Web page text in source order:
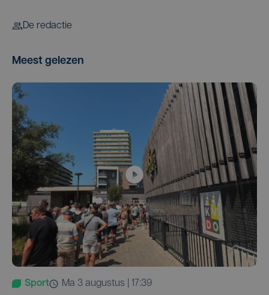
De redactie
Meest gelezen
Sport
ma 3 augustus | 17:39